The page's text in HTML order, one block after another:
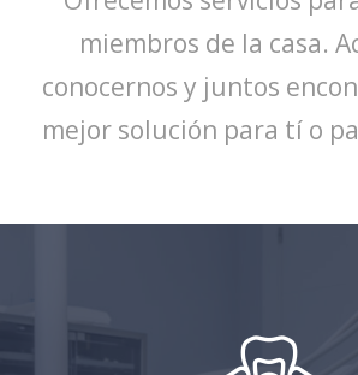
miembros de la casa.
conocernos y juntos
mejor solución para tí o